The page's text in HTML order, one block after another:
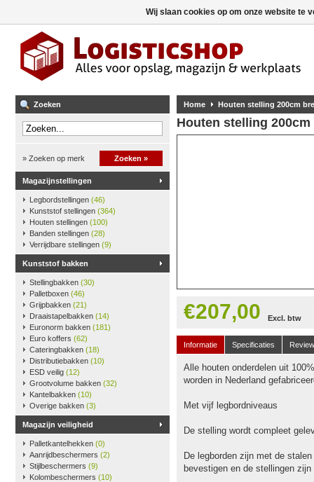
Zoeken
» Zoeken op merk Zoeken »
Magazijnstellingen
Legbordstellingen (46)
Kunststof stellingen (364)
Houten stellingen (100)
Banden stellingen (28)
Verrijdbare stellingen (9)
Kunststof bakken
Stellingbakken (30)
Palletboxen (46)
Grijpbakken (21)
Draaistapelbakken (14)
Euronorm bakken (181)
Euro koffers (62)
Cateringbakken (18)
Distributiebakken (10)
ESD veilig (12)
Grootvolume bakken (32)
Kantelbakken (10)
Overige bakken (3)
Magazijn veiligheid
Palletkantelhekken (0)
Aanrijdbeschermers (2)
Stijlbeschermers (9)
Kolombeschermers (10)
Home Houten stelling 200cm
Houten stelling
€207,00 Excl. btw
Informatie Specificaties
Alle houten onderdelen uit
worden in Nederland
Met vijf legbordniveaus
De stelling wordt compleet
De legborden zijn met de
bevestigen en de stellingen
Wij slaan cookies op om onze website te